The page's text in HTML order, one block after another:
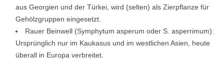
aus Georgien und der Türkei, wird (selten) als Zierpflanze für
Gehölzgruppen eingesetzt.
Rauer Beinwell (Symphytum asperum oder S. asperrimum):
Ursprünglich nur im Kaukasus und im westlichen Asien, heute
überall in Europa verbreitet.